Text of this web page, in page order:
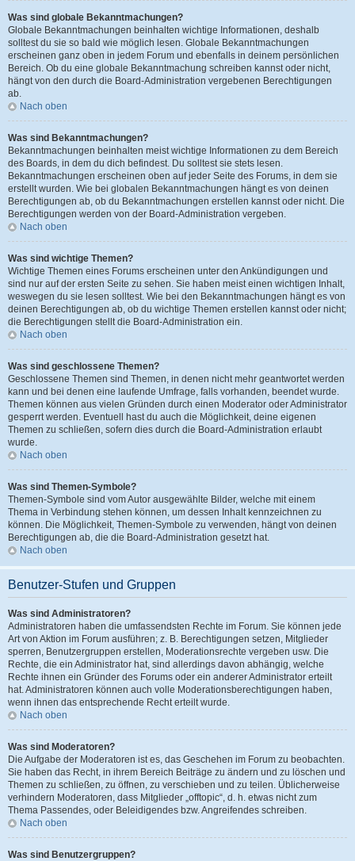
Was sind globale Bekanntmachungen?
Globale Bekanntmachungen beinhalten wichtige Informationen, deshalb
solltest du sie so bald wie möglich lesen. Globale Bekanntmachungen
erscheinen ganz oben in jedem Forum und ebenfalls in deinem persönlichen
Bereich. Ob du eine globale Bekanntmachung schreiben kannst oder nicht,
hängt von den durch die Board-Administration vergebenen Berechtigungen
ab.
Nach oben
Was sind Bekanntmachungen?
Bekanntmachungen beinhalten meist wichtige Informationen zu dem Bereich
des Boards, in dem du dich befindest. Du solltest sie stets lesen.
Bekanntmachungen erscheinen oben auf jeder Seite des Forums, in dem sie
erstellt wurden. Wie bei globalen Bekanntmachungen hängt es von deinen
Berechtigungen ab, ob du Bekanntmachungen erstellen kannst oder nicht. Die
Berechtigungen werden von der Board-Administration vergeben.
Nach oben
Was sind wichtige Themen?
Wichtige Themen eines Forums erscheinen unter den Ankündigungen und
sind nur auf der ersten Seite zu sehen. Sie haben meist einen wichtigen Inhalt,
weswegen du sie lesen solltest. Wie bei den Bekanntmachungen hängt es von
deinen Berechtigungen ab, ob du wichtige Themen erstellen kannst oder nicht;
die Berechtigungen stellt die Board-Administration ein.
Nach oben
Was sind geschlossene Themen?
Geschlossene Themen sind Themen, in denen nicht mehr geantwortet werden
kann und bei denen eine laufende Umfrage, falls vorhanden, beendet wurde.
Themen können aus vielen Gründen durch einen Moderator oder Administrator
gesperrt werden. Eventuell hast du auch die Möglichkeit, deine eigenen
Themen zu schließen, sofern dies durch die Board-Administration erlaubt
wurde.
Nach oben
Was sind Themen-Symbole?
Themen-Symbole sind vom Autor ausgewählte Bilder, welche mit einem
Thema in Verbindung stehen können, um dessen Inhalt kennzeichnen zu
können. Die Möglichkeit, Themen-Symbole zu verwenden, hängt von deinen
Berechtigungen ab, die die Board-Administration gesetzt hat.
Nach oben
Benutzer-Stufen und Gruppen
Was sind Administratoren?
Administratoren haben die umfassendsten Rechte im Forum. Sie können jede
Art von Aktion im Forum ausführen; z. B. Berechtigungen setzen, Mitglieder
sperren, Benutzergruppen erstellen, Moderationsrechte vergeben usw. Die
Rechte, die ein Administrator hat, sind allerdings davon abhängig, welche
Rechte ihnen ein Gründer des Forums oder ein anderer Administrator erteilt
hat. Administratoren können auch volle Moderationsberechtigungen haben,
wenn ihnen das entsprechende Recht erteilt wurde.
Nach oben
Was sind Moderatoren?
Die Aufgabe der Moderatoren ist es, das Geschehen im Forum zu beobachten.
Sie haben das Recht, in ihrem Bereich Beiträge zu ändern und zu löschen und
Themen zu schließen, zu öffnen, zu verschieben und zu teilen. Üblicherweise
verhindern Moderatoren, dass Mitglieder „offtopic“, d. h. etwas nicht zum
Thema Passendes, oder Beleidigendes bzw. Angreifendes schreiben.
Nach oben
Was sind Benutzergruppen?